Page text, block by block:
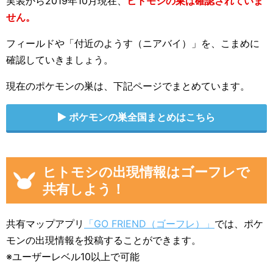
せん。
フィールドや「付近のようす（ニアバイ）」を、こまめに
確認していきましょう。
現在のポケモンの巣は、下記ページでまとめています。
ポケモンの巣全国まとめはこちら
ヒトモシの出現情報はゴーフレで
共有しよう！
共有マップアプリ 「GO FRIEND（ゴーフレ）」 では、ポケ
モンの出現情報を投稿することができます。
※ユーザーレベル10以上で可能